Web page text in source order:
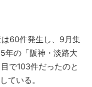
60件発生し、9月集
年の「阪神・淡路大
で103件だったのと
ている。